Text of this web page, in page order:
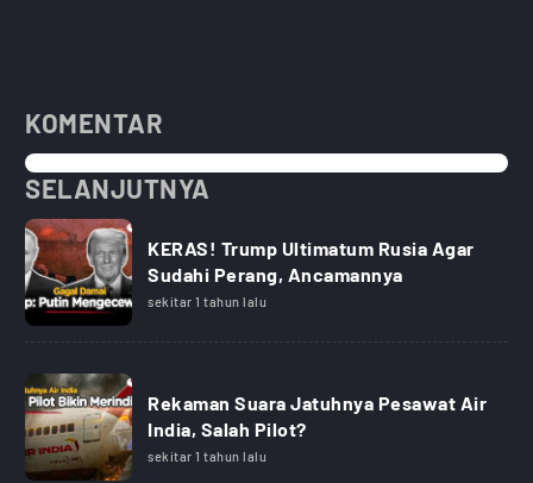
KOMENTAR
SELANJUTNYA
KERAS! Trump Ultimatum Rusia Agar
Sudahi Perang, Ancamannya
sekitar 1 tahun lalu
Rekaman Suara Jatuhnya Pesawat Air
India, Salah Pilot?
sekitar 1 tahun lalu